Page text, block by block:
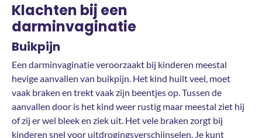
Klachten bij een
darminvaginatie
Buikpijn
Een darminvaginatie veroorzaakt bij kinderen meestal
hevige aanvallen van buikpijn. Het kind huilt veel, moet
vaak braken en trekt vaak zijn beentjes op. Tussen de
aanvallen door is het kind weer rustig maar meestal ziet hij
of zij er wel bleek en ziek uit. Het vele braken zorgt bij
kinderen snel voor uitdrogingsverschijnselen. Je kunt